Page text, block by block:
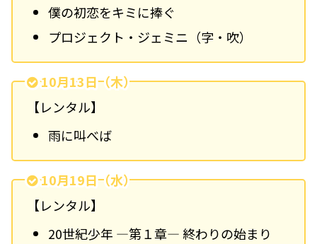
僕の初恋をキミに捧ぐ
プロジェクト・ジェミニ（字・吹）
10月13日（木）
【レンタル】
雨に叫べば
10月19日（水）
【レンタル】
20世紀少年 ―第１章― 終わりの始まり